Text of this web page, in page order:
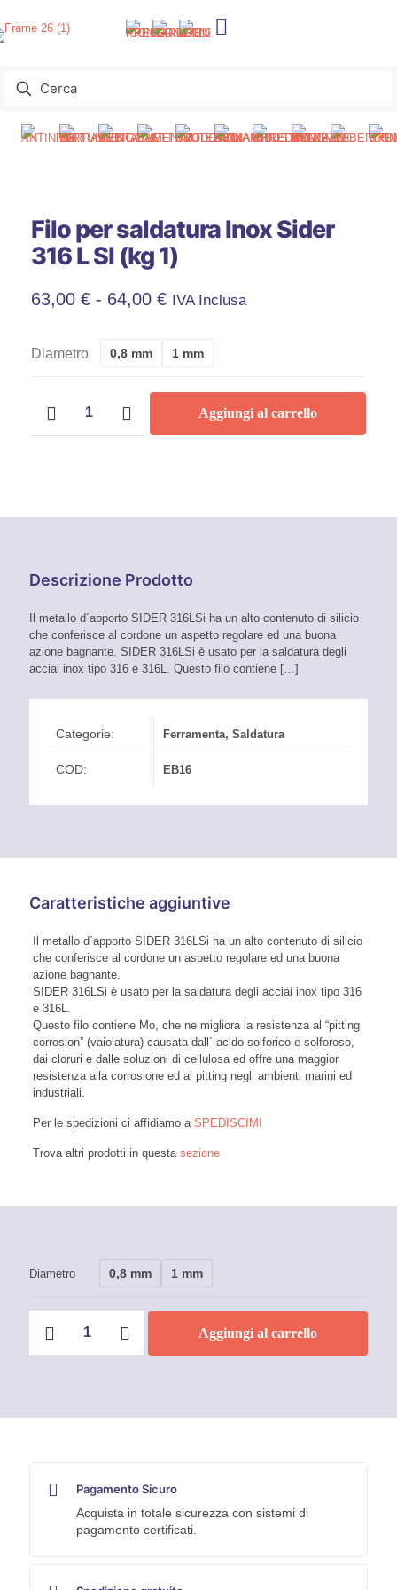
Filo per saldatura Inox Sider
316 L SI (kg 1)
63,00 € - 64,00 €Fascia
64,00 €
IVA Inclusa
Diametro 0,8 mm 1 mm
saldatura
SI
Aggiungi al carrello
Descrizione Prodotto
Il metallo d´apporto SIDER 316LSi ha un alto contenuto di silicio
che conferisce al cordone un aspetto regolare ed una buona
azione bagnante. SIDER 316LSi è usato per la saldatura degli
acciai inox tipo 316 e 316L. Questo filo contiene […]
Categorie: Ferramenta, Saldatura
COD: EB16
Caratteristiche aggiuntive
Il metallo d´apporto SIDER 316LSi ha un alto contenuto di silicio
che conferisce al cordone un aspetto regolare ed una buona
azione bagnante.
SIDER 316LSi è usato per la saldatura degli acciai inox tipo 316
e 316L.
Questo filo contiene Mo, che ne migliora la resistenza al “pitting
corrosion” (vaiolatura) causata dall´ acido solforico e solforoso,
dai cloruri e dalle soluzioni di cellulosa ed offre una maggior
resistenza alla corrosione ed al pitting negli ambienti marini ed
industriali.
Per le spedizioni ci affidiamo a SPEDISCIMI
Trova altri prodotti in questa sezione
Diametro 0,8 mm 1 mm
saldatura
L
quantità
Aggiungi al carrello
Pagamento Sicuro
Acquista in totale sicurezza con sistemi di
pagamento certificati.